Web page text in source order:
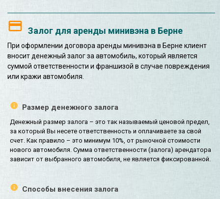
Залог для аренды минивэна в Берне
При оформлении договора аренды минивэна в Берне клиент
вносит денежный залог за автомобиль, который является
суммой ответственности и франшизой в случае повреждения
или кражи автомобиля.
Размер денежного залога
Денежный размер залога – это так называемый ценовой предел,
за который Вы несете ответственность и оплачиваете за свой
счет. Как правило – это минимум 10%, от рыночной стоимости
нового автомобиля. Сумма ответственности (залога) арендатора
зависит от выбранного автомобиля, не является фиксированной.
Способы внесения залога